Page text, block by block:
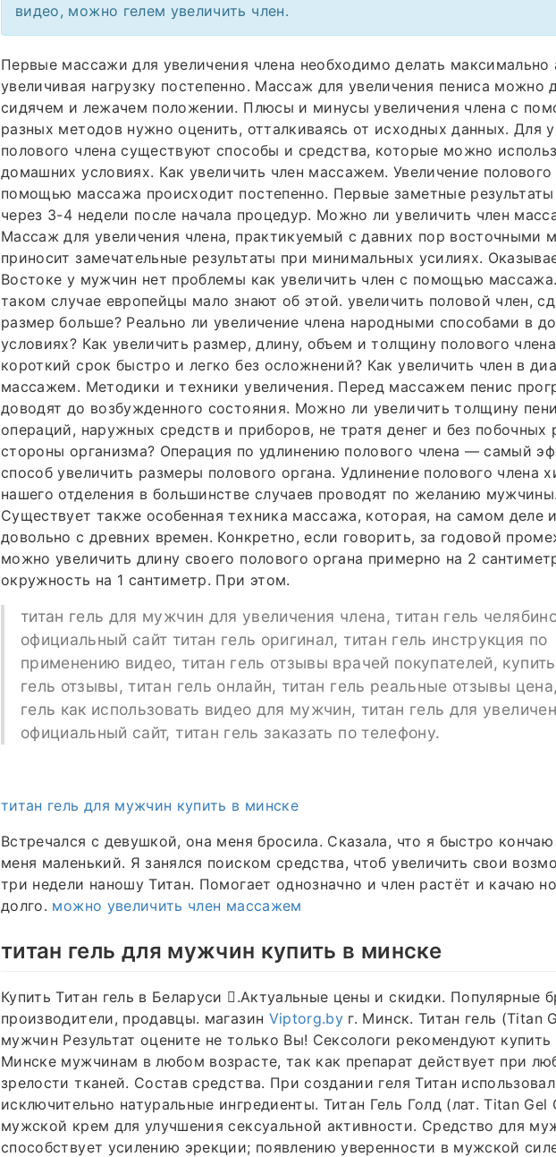
видео, можно гелем увеличить член.
Первые массажи для увеличения члена необходимо делать максимально
увеличивая нагрузку постепенно. Массаж для увеличения пениса можно
сидячем и лежачем положении. Плюсы и минусы увеличения члена с
разных методов нужно оценить, отталкиваясь от исходных данных. Для
полового члена существуют способы и средства, которые можно
домашних условиях. Как увеличить член массажем. Увеличение полового
помощью массажа происходит постепенно. Первые заметные
через 3-4 недели после начала процедур. Можно ли увеличить член
Массаж для увеличения члена, практикуемый с давних пор восточными
приносит замечательные результаты при минимальных усилиях.
Востоке у мужчин нет проблемы как увеличить член с помощью
таком случае европейцы мало знают об этой. увеличить половой член,
размер больше? Реально ли увеличение члена народными способами в
условиях? Как увеличить размер, длину, объем и толщину полового
короткий срок быстро и легко без осложнений? Как увеличить член в
массажем. Методики и техники увеличения. Перед массажем пенис
доводят до возбужденного состояния. Можно ли увеличить толщину
операций, наружных средств и приборов, не тратя денег и без побочных
стороны организма? Операция по удлинению полового члена — самый
способ увеличить размеры полового органа. Удлинение полового члена
нашего отделения в большинстве случаев проводят по желанию
Существует также особенная техника массажа, которая, на самом деле
довольно с древних времен. Конкретно, если говорить, за годовой
можно увеличить длину своего полового органа примерно на 2
окружность на 1 сантиметр. При этом.
титан гель для мужчин для увеличения члена, титан гель
официальный сайт титан гель оригинал, титан гель инструкция по
применению видео, титан гель отзывы врачей покупателей, купить
гель отзывы, титан гель онлайн, титан гель реальные отзывы
гель как использовать видео для мужчин, титан гель для
официальный сайт, титан гель заказать по телефону.
титан гель для мужчин купить в минске
Встречался с девушкой, она меня бросила. Сказала, что я быстро
меня маленький. Я занялся поиском средства, чтоб увеличить свои
три недели наношу Титан. Помогает однозначно и член растёт и качаю
долго. можно увеличить член массажем
титан гель для мужчин купить в минске
Купить Титан гель в Беларуси 󾭕.Актуальные цены и скидки. Популярные
производители, продавцы. магазин Viptorg.by г. Минск. Титан гель (Titan
мужчин Результат оцените не только Вы! Сексологи рекомендуют купить
Минске мужчинам в любом возрасте, так как препарат действует при
зрелости тканей. Состав средства. При создании геля Титан
исключительно натуральные ингредиенты. Титан Гель Голд (лат. Titan
мужской крем для улучшения сексуальной активности. Средство для
способствует усилению эрекции; появлению уверенности в мужской